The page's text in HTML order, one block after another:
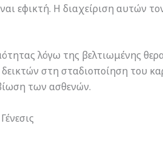
εφικτή. Η διαχείριση αυτών
λόγω της βελτιωμένης
στη σταδιοποίηση του
των ασθενών.